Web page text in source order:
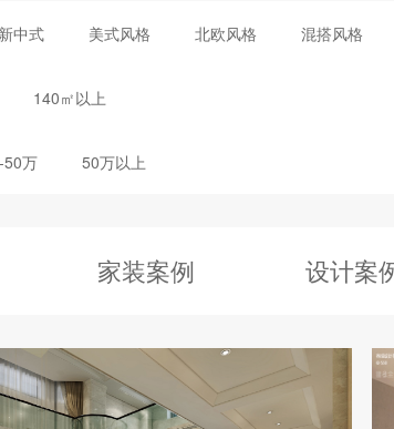
新中式 美式风格 北欧风格 混搭风格
140㎡以上
50万 50万以上
家装案例 设计案